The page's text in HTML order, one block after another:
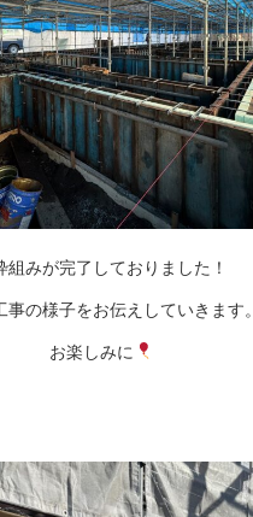
組みが完了しておりました！
事の様子をお伝えしていきます。
お楽しみに